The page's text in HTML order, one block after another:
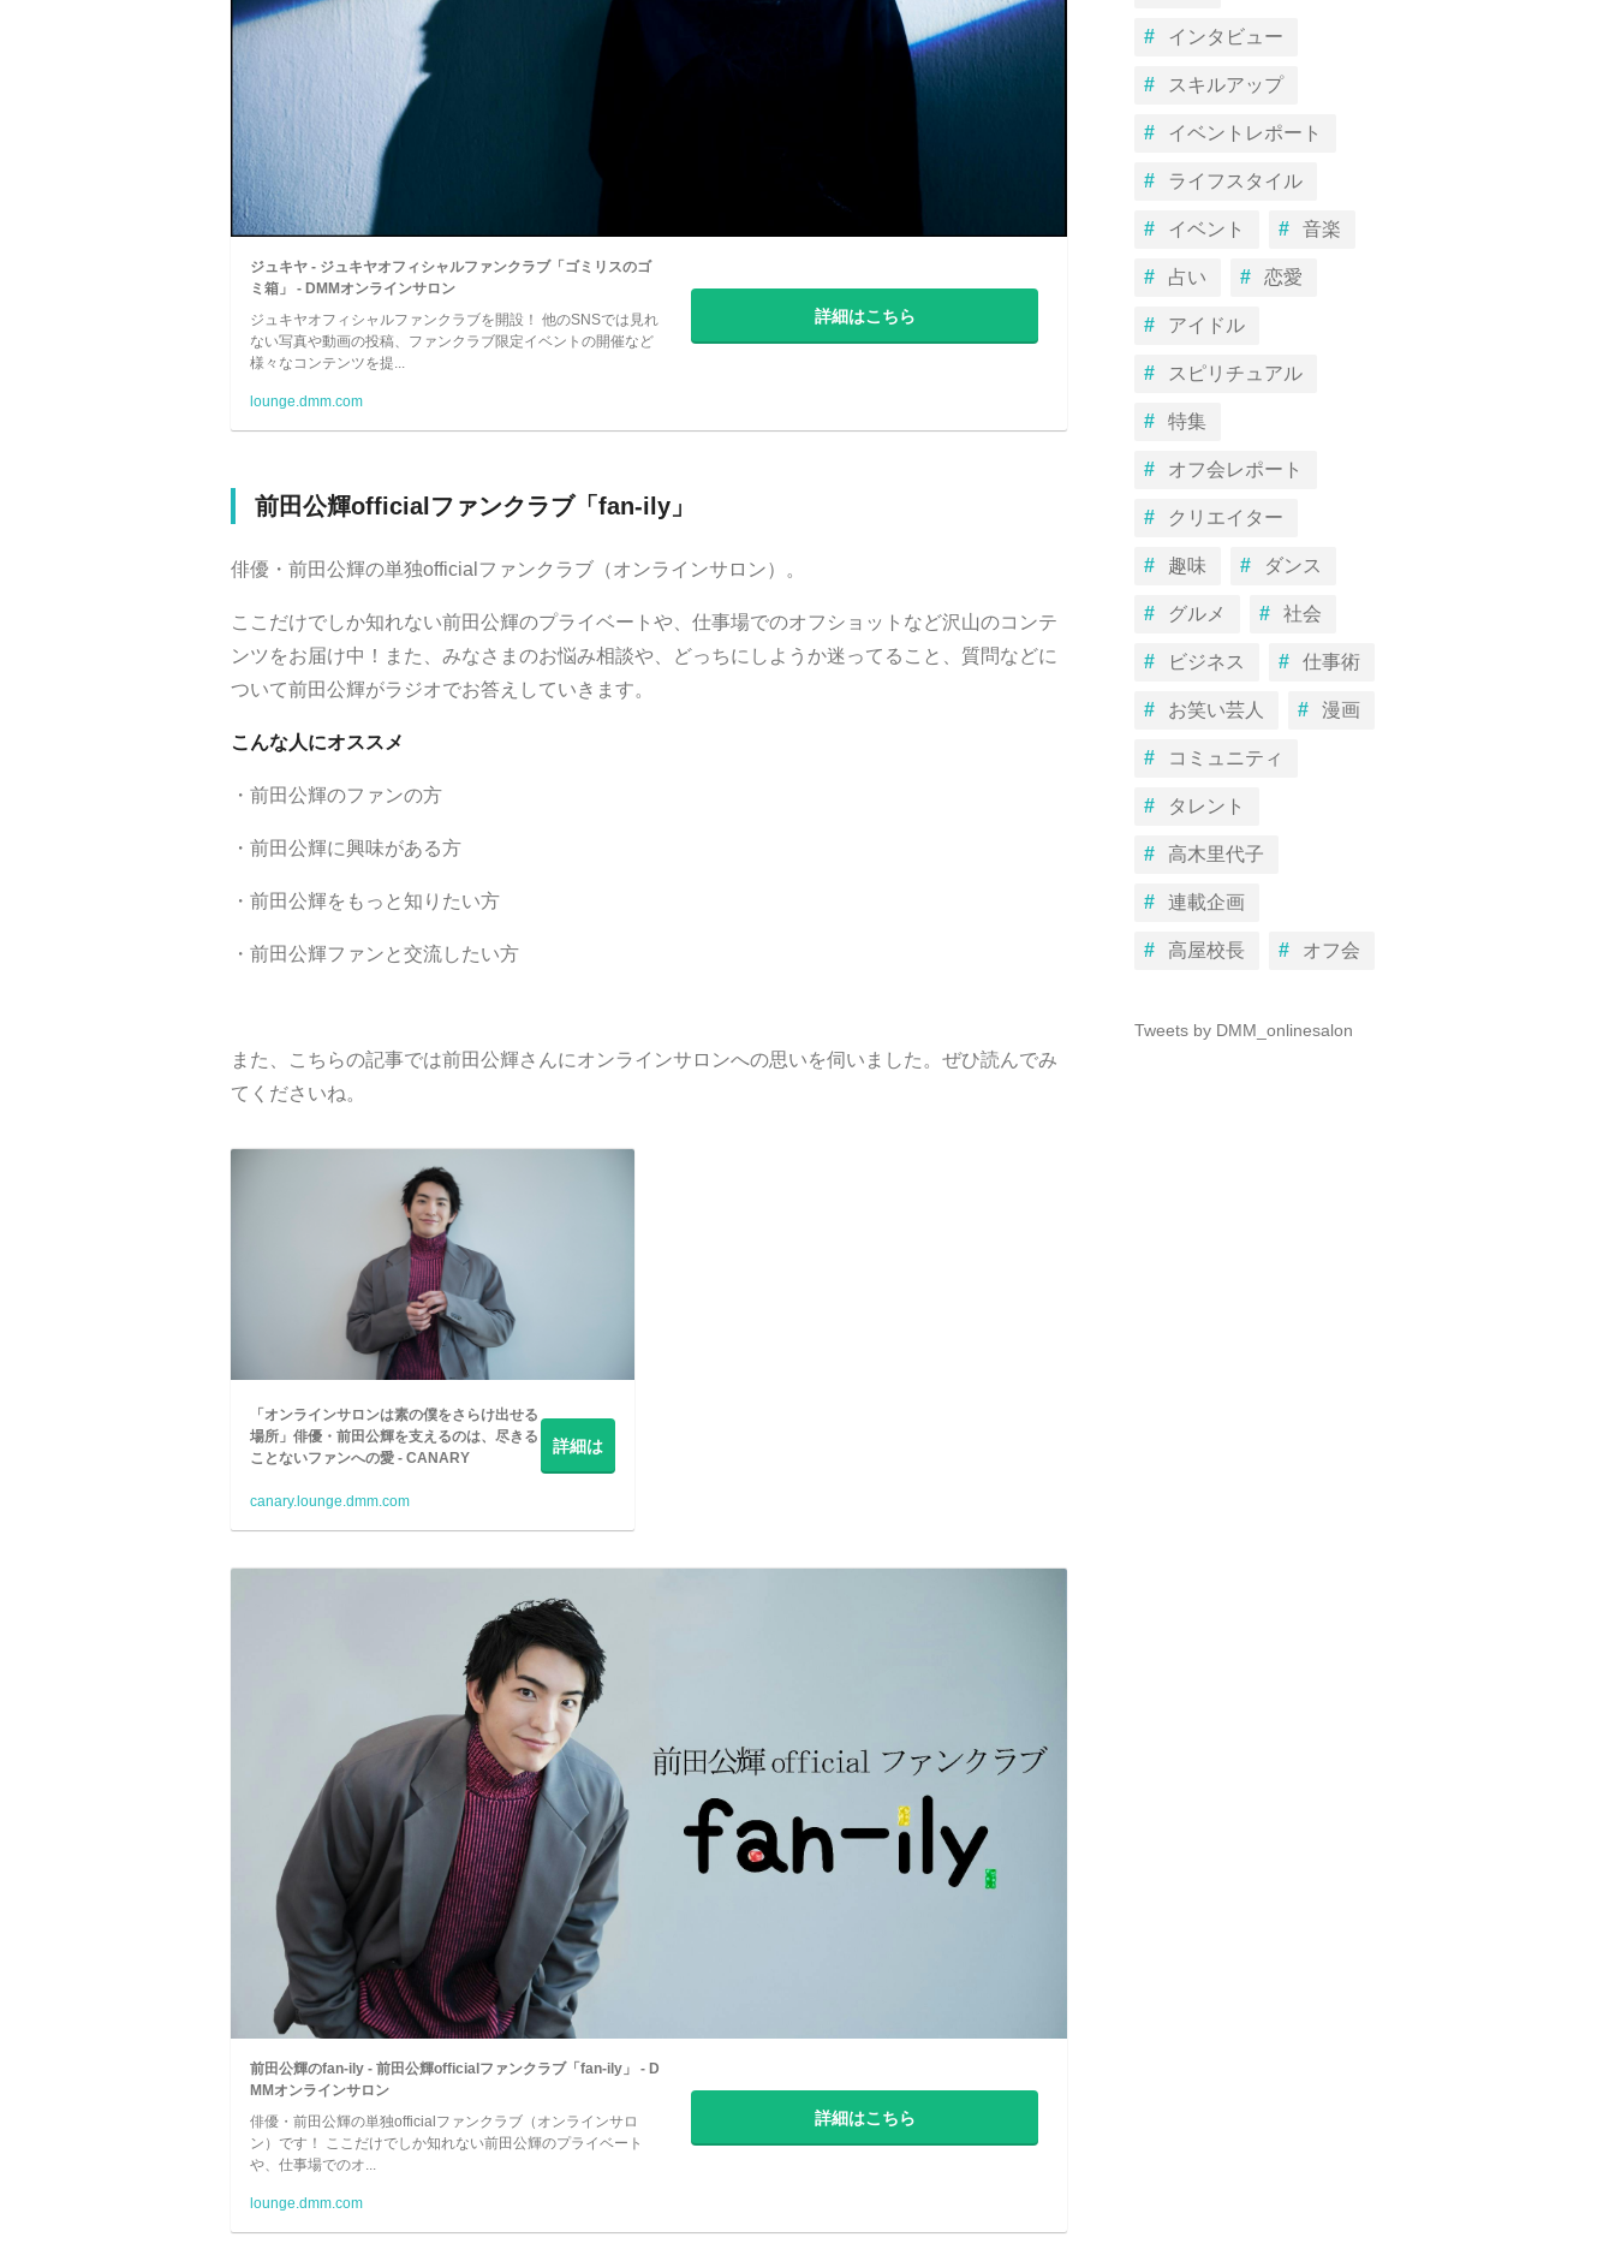
ジュキヤ - ジュキヤオフィシャルファンクラブ「ゴミリスのゴ
ミ箱」 - DMMオンラインサロン
ジュキヤオフィシャルファンクラブを開設！ 他のSNSでは見れ
ない写真や動画の投稿、ファンクラブ限定イベントの開催など
様々なコンテンツを提...
詳細はこちら
lounge.dmm.com
前田公輝officialファンクラブ「fan-ily」
俳優・前田公輝の単独officialファンクラブ（オンラインサロン）。
ここだけでしか知れない前田公輝のプライベートや、仕事場でのオフショットなど沢山のコンテ
ンツをお届け中！また、みなさまのお悩み相談や、どっちにしようか迷ってること、質問などに
ついて前田公輝がラジオでお答えしていきます。
こんな人にオススメ
・前田公輝のファンの方
・前田公輝に興味がある方
・前田公輝をもっと知りたい方
・前田公輝ファンと交流したい方
また、こちらの記事では前田公輝さんにオンラインサロンへの思いを伺いました。ぜひ読んでみ
てくださいね。
「オンラインサロンは素の僕をさらけ出せる
場所」俳優・前田公輝を支えるのは、尽きる
ことないファンへの愛 - CANARY
詳細は
canary.lounge.dmm.com
前田公輝のfan-ily - 前田公輝officialファンクラブ「fan-ily」 - D
MMオンラインサロン
俳優・前田公輝の単独officialファンクラブ（オンラインサロ
ン）です！ ここだけでしか知れない前田公輝のプライベート
や、仕事場でのオ...
詳細はこちら
lounge.dmm.com
インタビュー
スキルアップ
イベントレポート
ライフスタイル
イベント 音楽
占い 恋愛
アイドル
スピリチュアル
特集
オフ会レポート
クリエイター
趣味 ダンス
グルメ 社会
ビジネス 仕事術
お笑い芸人 漫画
コミュニティ
タレント
高木里代子
連載企画
高屋校長 オフ会
Tweets by DMM_onlinesalon